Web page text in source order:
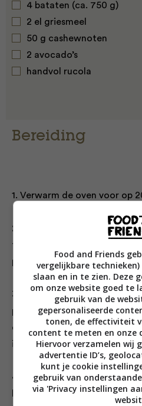
4 bataten (ca. 750 g)
2 el griesmeel
50 g cashewnoten
2 avocado’s
handvol
rucola
Bereiding
1. Verwarm de oven voor op
2. Leg de kip op een groot vel
theelepel van de chilivlokken,
paper en zout. Besprenkel
3. Leg er een tweede vel
plat met een deegroller tot
de stukken op een bord, dek
in de koelkast.
4. Meng een scheut olie en
bataat. Rooster de bataat in
Food and Friends
vergelijkbare
slaan en in te zien. Deze
om onze website goed te
gebruik van de
gepersonaliseerde
tonen, de effectiviteit
content te meten en onze
Hiervoor verzamelen wij
advertentie ID’s,
kunt je cookie
gebruik van
via 'Privacy instellingen